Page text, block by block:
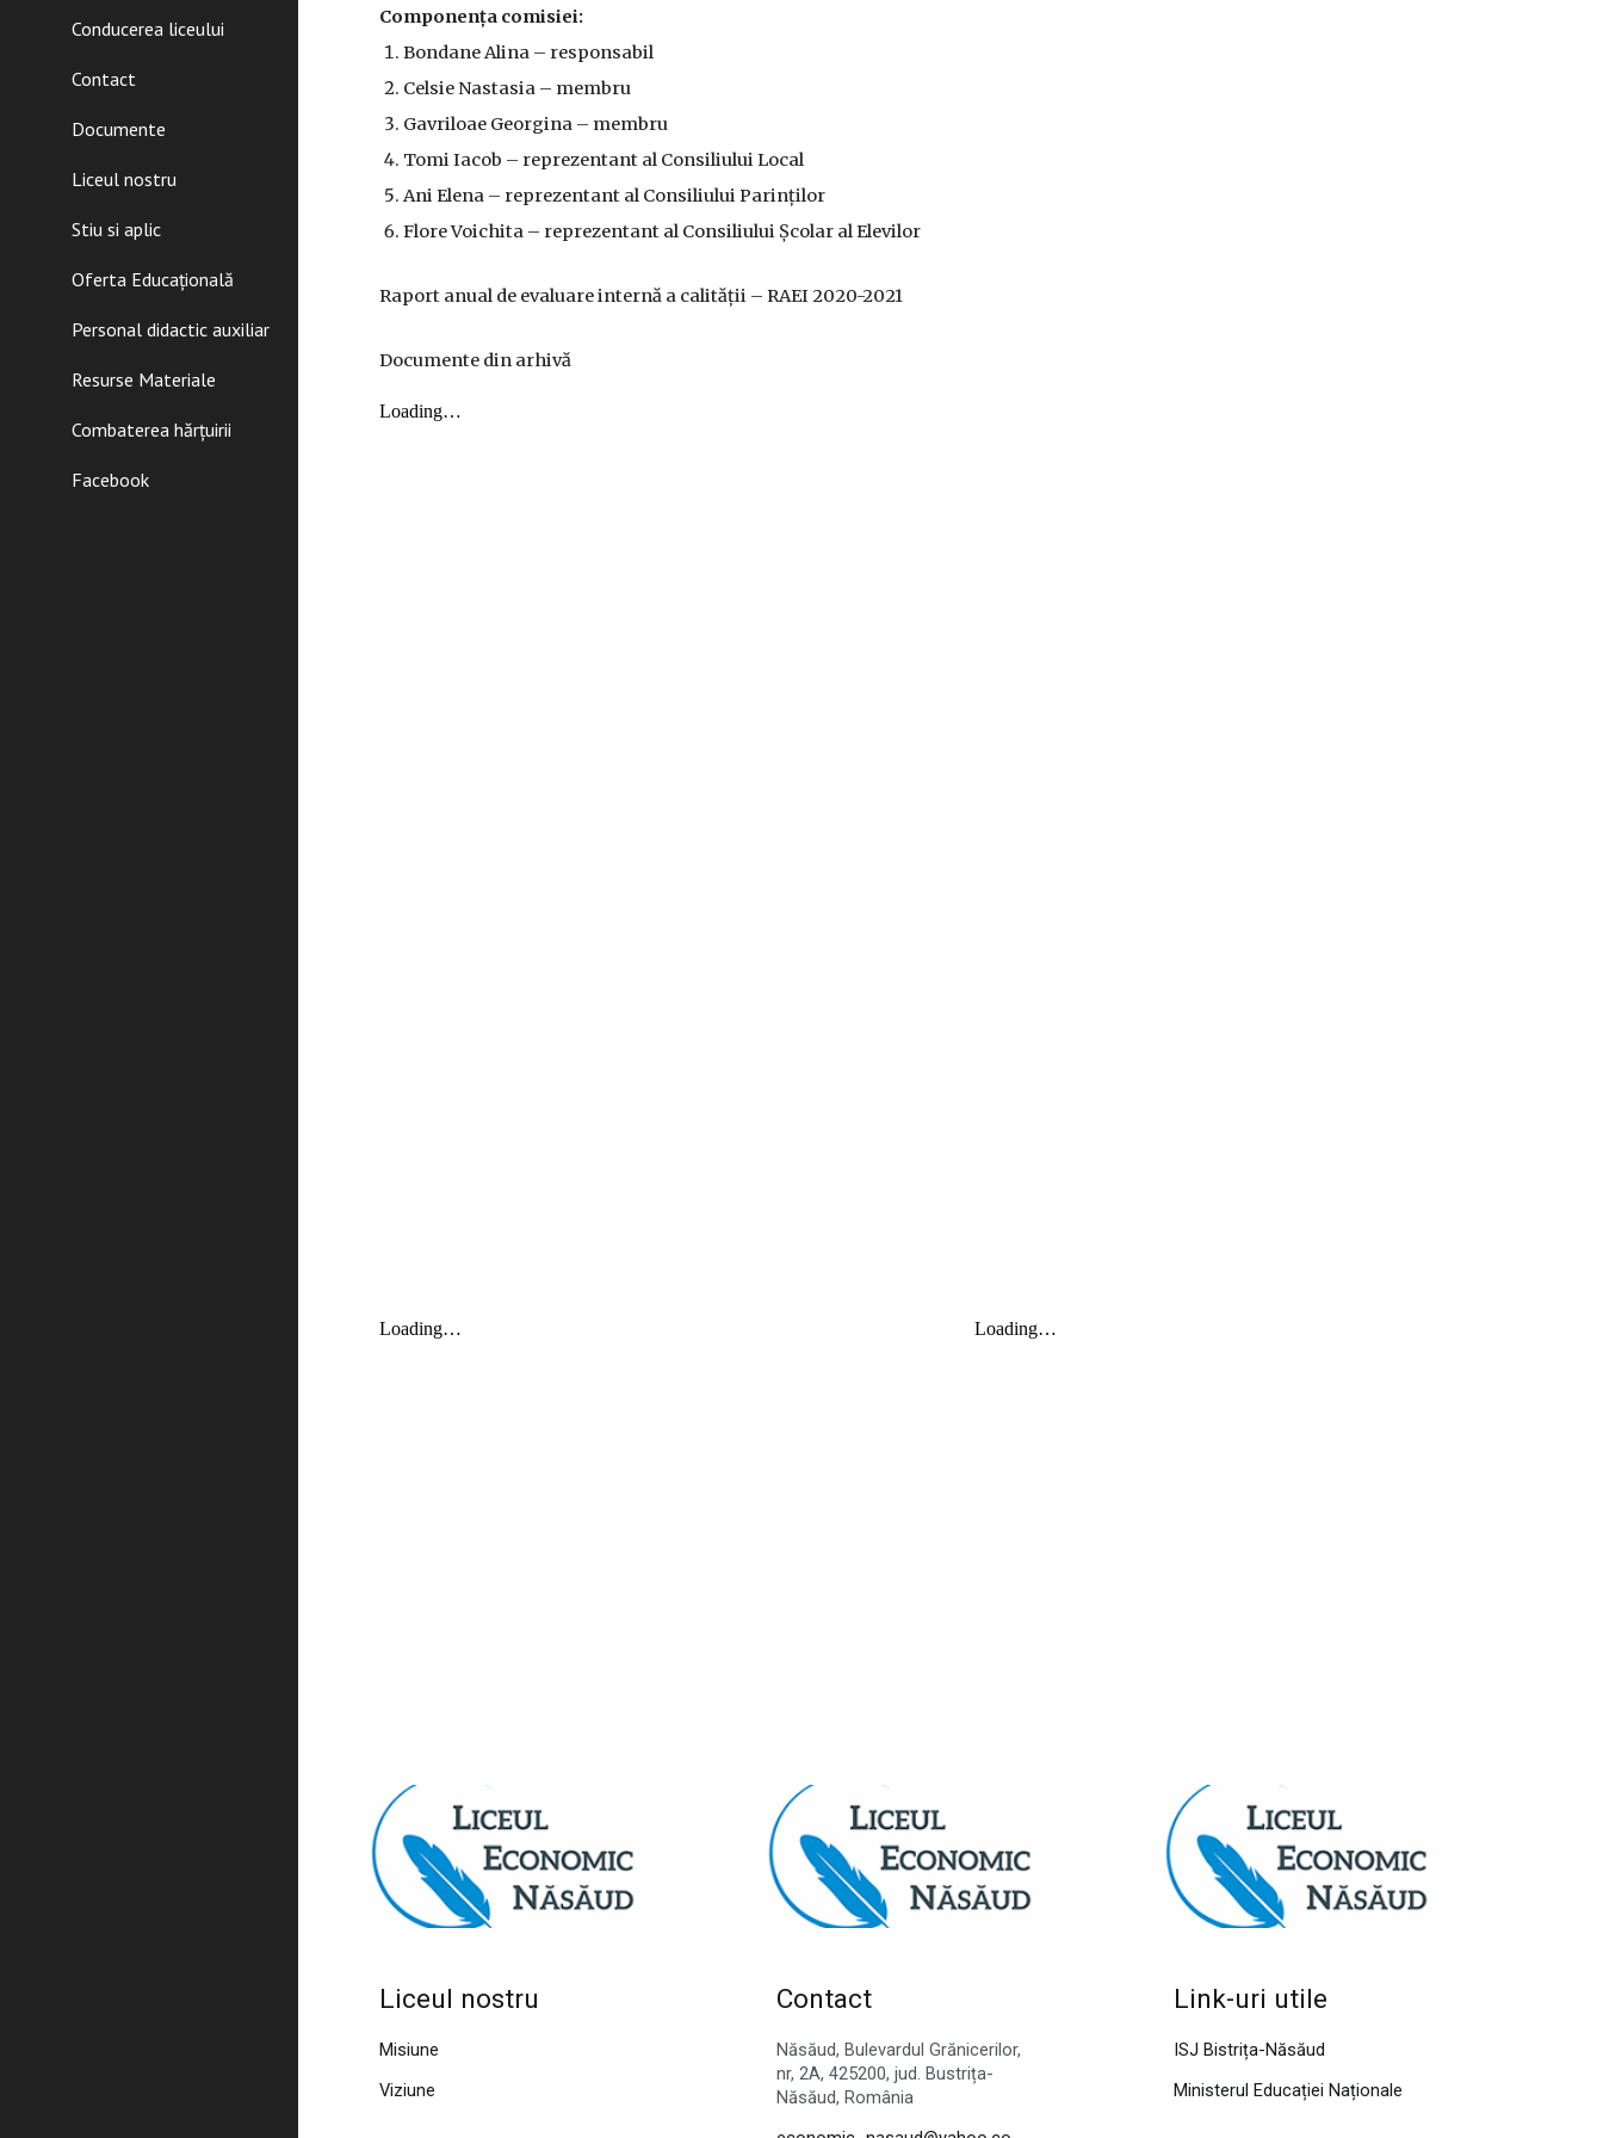
Conducerea liceului
Contact
Documente
Liceul nostru
Stiu si aplic
Oferta Educațională
Personal didactic auxiliar
Resurse Materiale
Combaterea hărțuirii
Facebook
Componența comisiei:
Bondane Alina – responsabil
Celsie Nastasia – membru
Gavriloae Georgina – membru
Tomi Iacob – reprezentant al Consiliului Local
Ani Elena – reprezentant al Consiliului Parinților
Flore Voichita – reprezentant al Consiliului Școlar al Elevilor
Raport anual de evaluare internă a calității – RAEI 2020-2021
Documente din arhivă
Liceul nostru
Misiune
Viziune
Contact
Năsăud, Bulevardul Grănicerilor,
nr, 2A, 425200, jud. Bustrița-
Năsăud, România
Link-uri utile
ISJ Bistrița-Năsăud
Ministerul Educației Naționale